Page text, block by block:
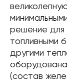
решение для
топливными
другими
(состав